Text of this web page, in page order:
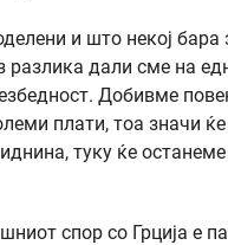
и што некој бара
дали сме на
Добивме
плати, тоа значи
туку ќе
спор со Грција е